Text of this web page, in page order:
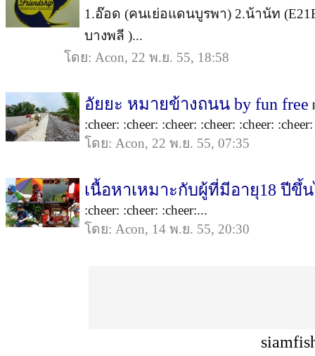
1.อ๊อด (คนเย่อแดนบูรพา) 2.น้านัท
บางพลี )...
โดย: Acon, 22 พ.ย. 55, 18:58
อัยยะ หมายข้างถนน by fun free
:cheer: :cheer: :cheer: :cheer: :cheer:
โดย: Acon, 22 พ.ย. 55, 07:35
เนื้อหาเหมาะกับผู้ที่มีอายุ18 ปีขึ้
:cheer: :cheer: :cheer:...
โดย: Acon, 14 พ.ย. 55, 20:30